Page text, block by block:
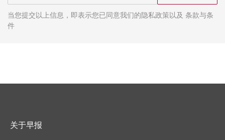
当您提交以上信息，即表示您已同意我们的隐私政策以及 条款与条
件
关于早报